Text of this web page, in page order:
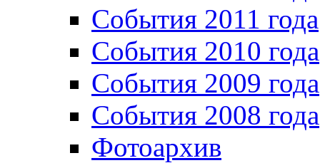
События 2011 года
События 2010 года
События 2009 года
События 2008 года
Фотоархив